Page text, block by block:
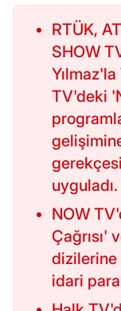
RTÜK,
SHOW
TV'deki
uyguladı.
NOW
Çağrısı'
idari